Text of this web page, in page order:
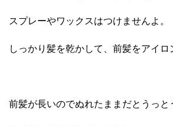
スプレーやワックスはつけませんよ。
しっかり髪を乾かして、前髪をアイロ
前髪が長いのでぬれたままだとうっと